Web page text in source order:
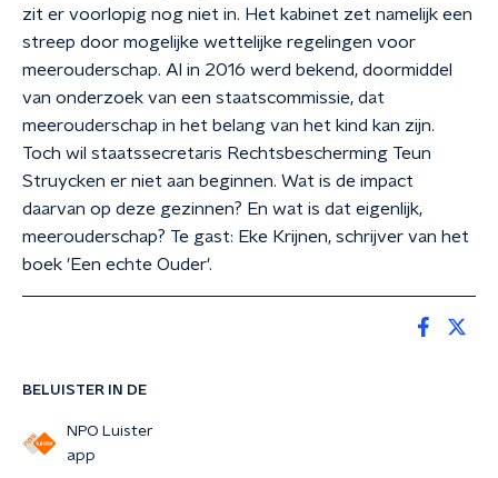
BELUISTER IN DE
NPO Luister
app
zit er voorlopig nog niet in. Het kabinet zet namelijk een
streep door mogelijke wettelijke regelingen voor
meerouderschap. Al in 2016 werd bekend, doormiddel
van onderzoek van een staatscommissie, dat
meerouderschap in het belang van het kind kan zijn.
Toch wil staatssecretaris Rechtsbescherming Teun
Struycken er niet aan beginnen. Wat is de impact
daarvan op deze gezinnen? En wat is dat eigenlijk,
meerouderschap? Te gast: Eke Krijnen, schrijver van het
boek 'Een echte Ouder'.